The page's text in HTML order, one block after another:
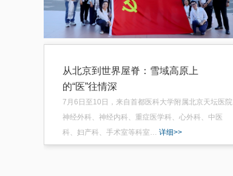
从北京到世界屋脊：雪域高原上
的“医”往情深
7月6日至10日，来自首都医科大学附属北京天坛医院
神经外科、神经内科、重症医学科、心外科、中医
科、妇产科、手术室等科室… 详细>>